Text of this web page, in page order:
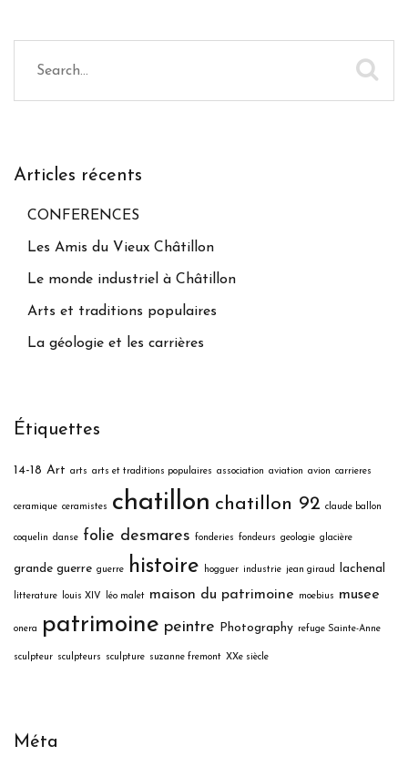
Articles récents
CONFERENCES
Les Amis du Vieux Châtillon
Le monde industriel à Châtillon
Arts et traditions populaires
La géologie et les carrières
Étiquettes
14-18 Art arts arts et traditions populaires association aviation avion carrieres
ceramique ceramistes chatillon chatillon 92 claude ballon
coquelin danse folie desmares fonderies fondeurs geologie glacière
grande guerre guerre histoire hogguer industrie jean giraud lachenal
litterature louis XIV léo malet maison du patrimoine moebius musee
onera patrimoine peintre Photography refuge Sainte-Anne
sculpteur sculpteurs sculpture suzanne fremont XXe siècle
Méta